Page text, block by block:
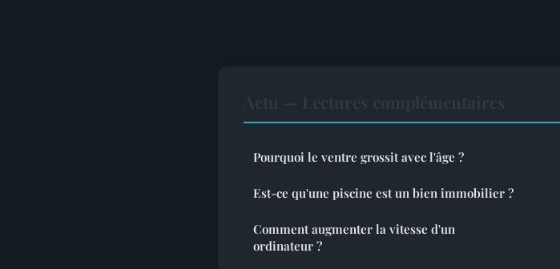
Pourquoi le ventre grossit avec l'âge ?
Est-ce qu'une piscine est un bien immobilier ?
Comment augmenter la vitesse d'un
ordinateur ?